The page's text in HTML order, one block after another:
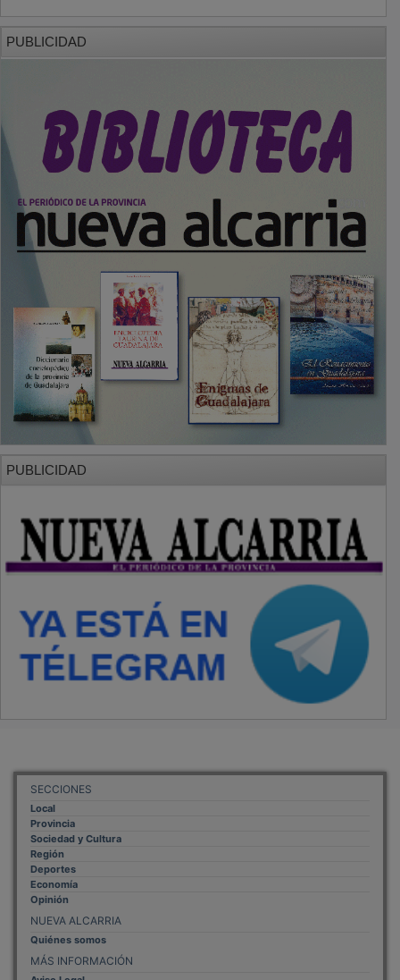
PUBLICIDAD
PUBLICIDAD
SECCIONES
Local
Provincia
Sociedad y Cultura
Región
Deportes
Economía
Opinión
NUEVA ALCARRIA
Quiénes somos
MÁS INFORMACIÓN